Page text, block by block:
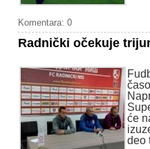
Komentara: 0
Radnički očekuje
će
deo